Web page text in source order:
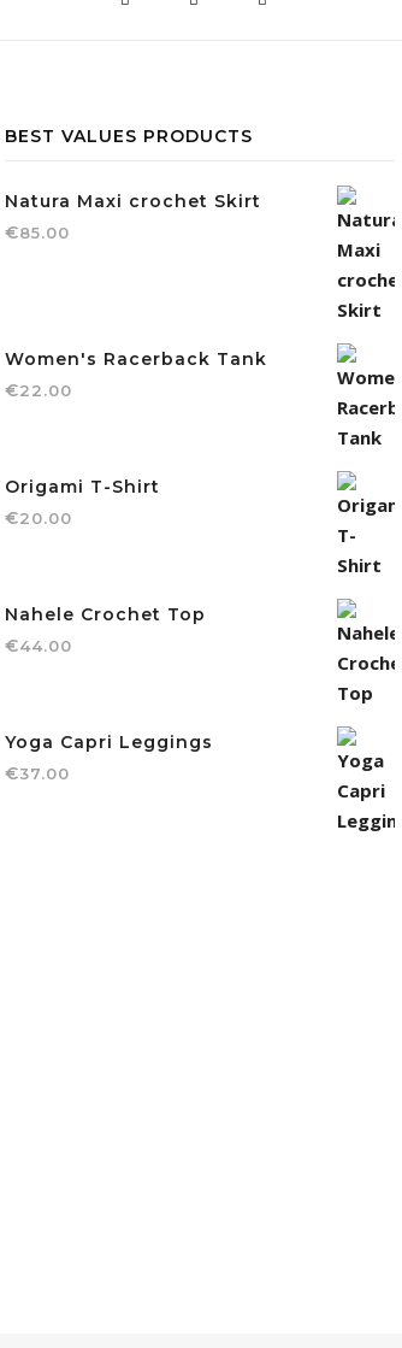
BEST VALUES PRODUCTS
Natura Maxi crochet Skirt
€85.00
Women's Racerback Tank
€22.00
Origami T-Shirt
€20.00
Nahele Crochet Top
€44.00
Yoga Capri Leggings
€37.00